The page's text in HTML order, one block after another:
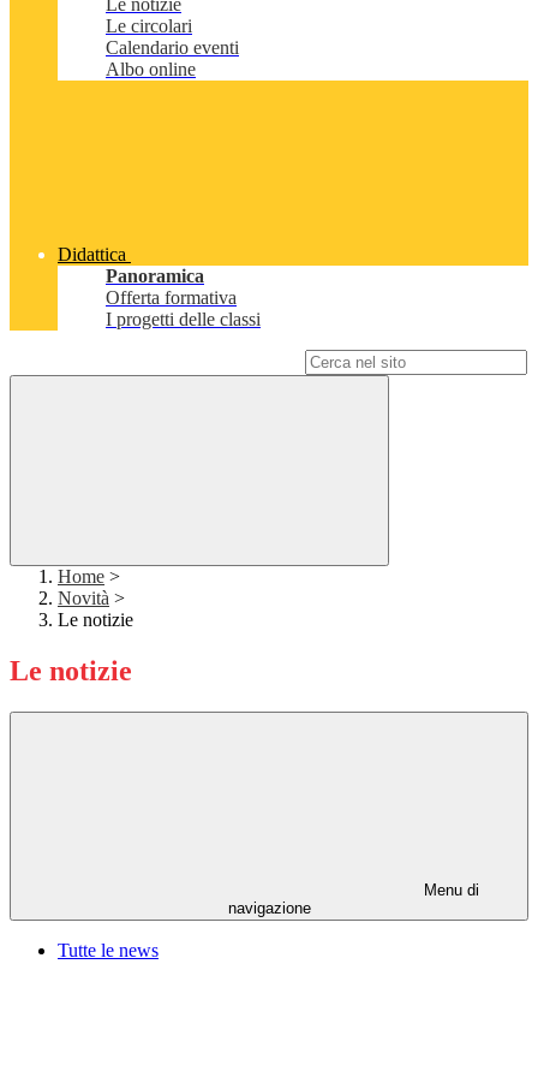
Le notizie
Le circolari
Calendario eventi
Albo online
Didattica
Panoramica
Offerta formativa
I progetti delle classi
Home >
Novità >
Le notizie
Le notizie
Menu di
navigazione
Tutte le news